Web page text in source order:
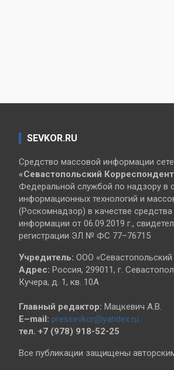
SEVKOR.RU
Средство массовой информации
«Севастопольский
Федеральной службой по надзору в
информационных технологий и
(Роскомнадзор) в качестве
информации от 06.09.2019 г.,
регистрации ЭЛ № ФС 77–76715
Учредитель: ООО
Адрес: Россия, 299011, г.
Кучера, д. 1, кв. 10А
Главный редактор: Мацкевич А.В.
E–mail: pressevkor@yandex.ru
тел. +7 (978) 918-52-25
Все публикации защищены